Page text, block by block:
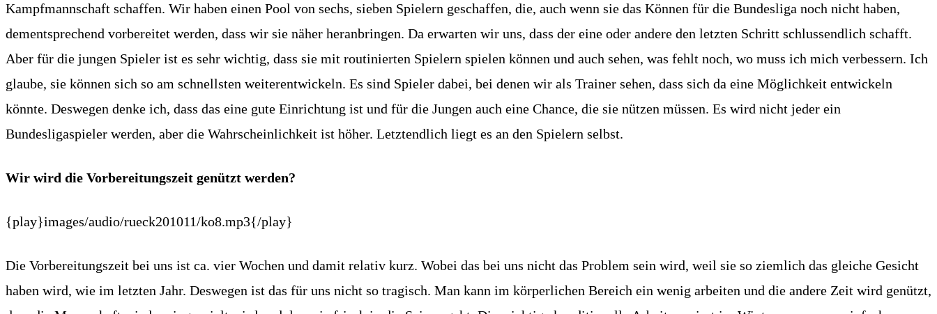
Kampfmannschaft schaffen. Wir haben einen Pool von sechs, sieben Spielern geschaffen, die, auch wenn sie das Können für die Bundesliga noch nicht haben,
dementsprechend vorbereitet werden, dass wir sie näher heranbringen. Da erwarten wir uns, dass der eine oder andere den letzten Schritt schlussendlich schafft.
Aber für die jungen Spieler ist es sehr wichtig, dass sie mit routinierten Spielern spielen können und auch sehen, was fehlt noch, wo muss ich mich verbessern. Ich
glaube, sie können sich so am schnellsten weiterentwickeln. Es sind Spieler dabei, bei denen wir als Trainer sehen, dass sich da eine Möglichkeit entwickeln
könnte. Deswegen denke ich, dass das eine gute Einrichtung ist und für die Jungen auch eine Chance, die sie nützen müssen. Es wird nicht jeder ein
Bundesligaspieler werden, aber die Wahrscheinlichkeit ist höher. Letztendlich liegt es an den Spielern selbst.
Wir wird die Vorbereitungszeit genützt werden?
{play}images/audio/rueck201011/ko8.mp3{/play}
Die Vorbereitungszeit bei uns ist ca. vier Wochen und damit relativ kurz. Wobei das bei uns nicht das Problem sein wird, weil sie so ziemlich das gleiche Gesicht
haben wird, wie im letzten Jahr. Deswegen ist das für uns nicht so tragisch. Man kann im körperlichen Bereich ein wenig arbeiten und die andere Zeit wird genützt,